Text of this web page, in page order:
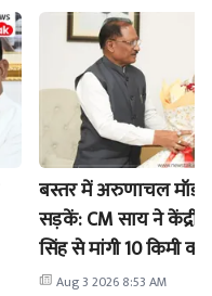
बस्तर में अरुणाचल
सड़कें: CM साय ने केंद्रीय
सिंह से मांगी 10 किमी
छूटAug 3 2026 8:53 AM